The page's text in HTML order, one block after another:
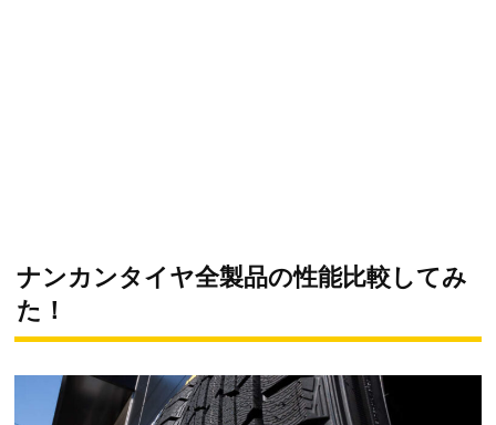
ナンカンタイヤ全製品の性能比較してみ
た！